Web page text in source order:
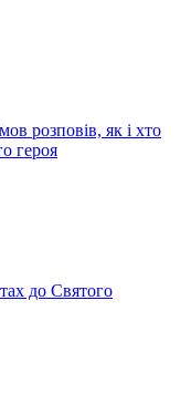
розповів, як і хто
героя
до Святого